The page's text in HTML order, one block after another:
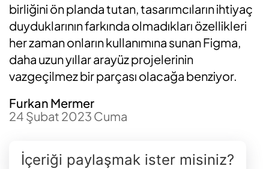
birliğini ön planda tutan, tasarımcıların ihtiyaç
duyduklarının farkında olmadıkları özellikleri
her zaman onların kullanımına sunan Figma,
daha uzun yıllar arayüz projelerinin
vazgeçilmez bir parçası olacağa benziyor.
Furkan Mermer
24 Şubat 2023 Cuma
İçeriği paylaşmak ister misiniz?